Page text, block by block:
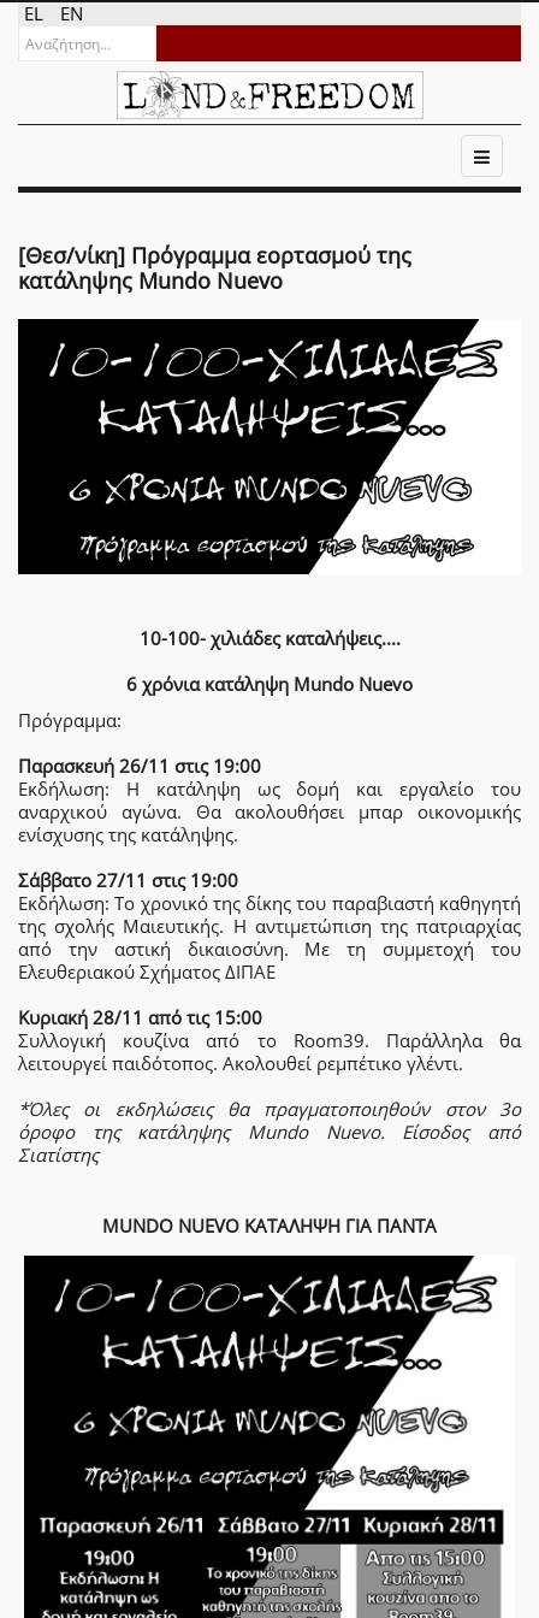
EL EN
[Θεσ/νίκη] Πρόγραμμα εορτασμού της
κατάληψης Mundo Nuevo
10-100- χιλιάδες καταλήψεις....
6 χρόνια κατάληψη Mundo Nuevo
Πρόγραμμα:
Παρασκευή 26/11 στις 19:00
Εκδήλωση: Η κατάληψη ως δομή και εργαλείο του
αναρχικού αγώνα. Θα ακολουθήσει μπαρ οικονομικής
ενίσχυσης της κατάληψης.
Σάββατο 27/11 στις 19:00
Εκδήλωση: Το χρονικό της δίκης του παραβιαστή καθηγητή
της σχολής Μαιευτικής. Η αντιμετώπιση της πατριαρχίας
από την αστική δικαιοσύνη. Με τη συμμετοχή του
Ελευθεριακού Σχήματος ΔΙΠΑΕ
Κυριακή 28/11 από τις 15:00
Συλλογική κουζίνα από το Room39. Παράλληλα θα
λειτουργεί παιδότοπος. Ακολουθεί ρεμπέτικο γλέντι.
*Όλες οι εκδηλώσεις θα πραγματοποιηθούν στον 3ο
όροφο της κατάληψης Mundo Nuevo. Είσοδος από
Σιατίστης
MUNDO NUEVO ΚΑΤΑΛΗΨΗ ΓΙΑ ΠΑΝΤΑ